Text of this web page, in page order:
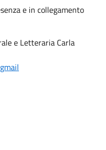
e in collegamento
e Letteraria Carla